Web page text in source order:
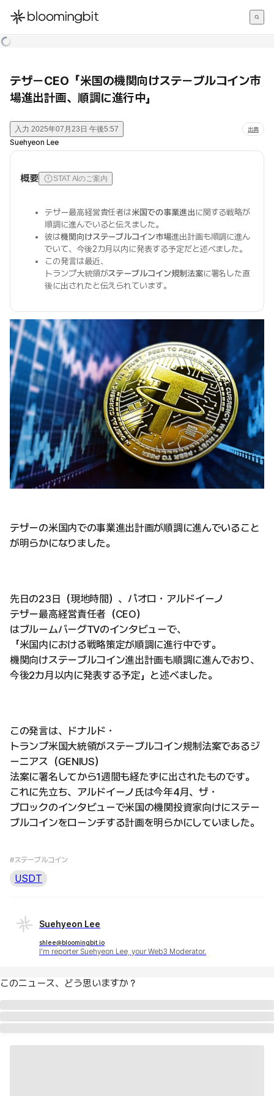
한국어
テザーCEO「米国の機関向けステーブルコイン市
場進出計画、順調に進行中」
入力 2025年07月23日 午後5:57 出典
Suehyeon Lee
概要 STAT AIのご案内
テザー最高経営責任者は米国での事業進出に関する戦略が
順調に進んでいると伝えました。
彼は機関向けステーブルコイン市場進出計画も順調に進ん
でいて、今後2カ月以内に発表する予定だと述べました。
この発言は最近、
トランプ大統領がステーブルコイン規制法案に署名した直
後に出されたと伝えられています。
テザーの米国内での事業進出計画が順調に進んでいること
が明らかになりました。
先日の23日（現地時間）、パオロ・アルドイーノ
テザー最高経営責任者（CEO）
はブルームバーグTVのインタビューで、
「米国内における戦略策定が順調に進行中です。
機関向けステーブルコイン進出計画も順調に進んでおり、
今後2カ月以内に発表する予定」と述べました。
この発言は、ドナルド・
トランプ米国大統領がステーブルコイン規制法案であるジ
ーニアス（GENIUS）
法案に署名してから1週間も経たずに出されたものです。
これに先立ち、アルドイーノ氏は今年4月、ザ・
ブロックのインタビューで米国の機関投資家向けにステー
ブルコインをローンチする計画を明らかにしていました。
#ステーブルコイン
USDT
Suehyeon Lee
shlee@bloomingbit.io
I'm reporter Suehyeon Lee, your Web3 Moderator.
このニュース、どう思いますか？